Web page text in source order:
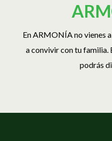
En ARMONÍA no vienes a
a convivir con tu familia.
podrás